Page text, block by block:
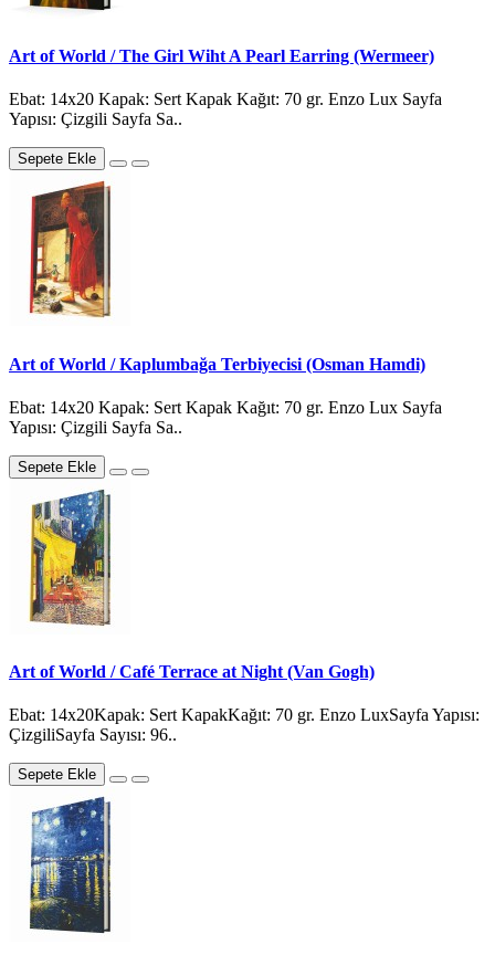
Art of World / The Girl Wiht A Pearl Earring (Wermeer)
Ebat: 14x20 Kapak: Sert Kapak Kağıt: 70 gr. Enzo Lux Sayfa
Yapısı: Çizgili Sayfa Sa..
Sepete Ekle
Art of World / Kaplumbağa Terbiyecisi (Osman Hamdi)
Ebat: 14x20 Kapak: Sert Kapak Kağıt: 70 gr. Enzo Lux Sayfa
Yapısı: Çizgili Sayfa Sa..
Sepete Ekle
Art of World / Café Terrace at Night (Van Gogh)
Ebat: 14x20Kapak: Sert KapakKağıt: 70 gr. Enzo LuxSayfa Yapısı:
ÇizgiliSayfa Sayısı: 96..
Sepete Ekle